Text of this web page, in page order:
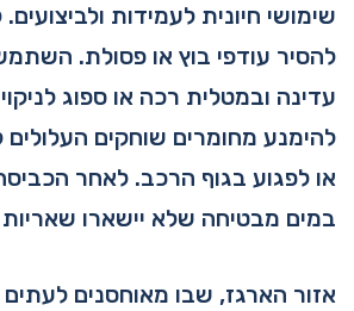
שימושי חיונית לעמידות ולביצועים.
להסיר עודפי בוץ או פסולת.
עדינה ובמטלית רכה או ספוג
להימנע מחומרים שוחקים
או לפגוע בגוף הרכב. לאחר
במים מבטיחה שלא יישארו שאריות
אזור הארגז, שבו מאוחסנים לעתים